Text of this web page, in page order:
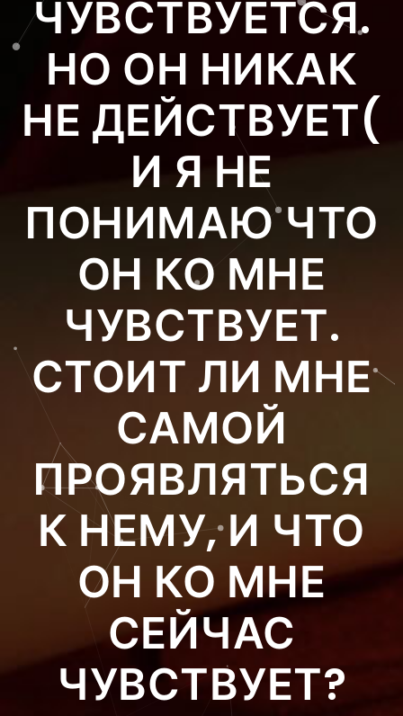
ЧУВСТВУЕТСЯ.
НО ОН НИКАК
НЕ ДЕЙСТВУЕТ(
И Я НЕ
ПОНИМАЮ ЧТО
ОН КО МНЕ
ЧУВСТВУЕТ.
СТОИТ ЛИ МНЕ
САМОЙ
ПРОЯВЛЯТЬСЯ
К НЕМУ, И ЧТО
ОН КО МНЕ
СЕЙЧАС
ЧУВСТВУЕТ?